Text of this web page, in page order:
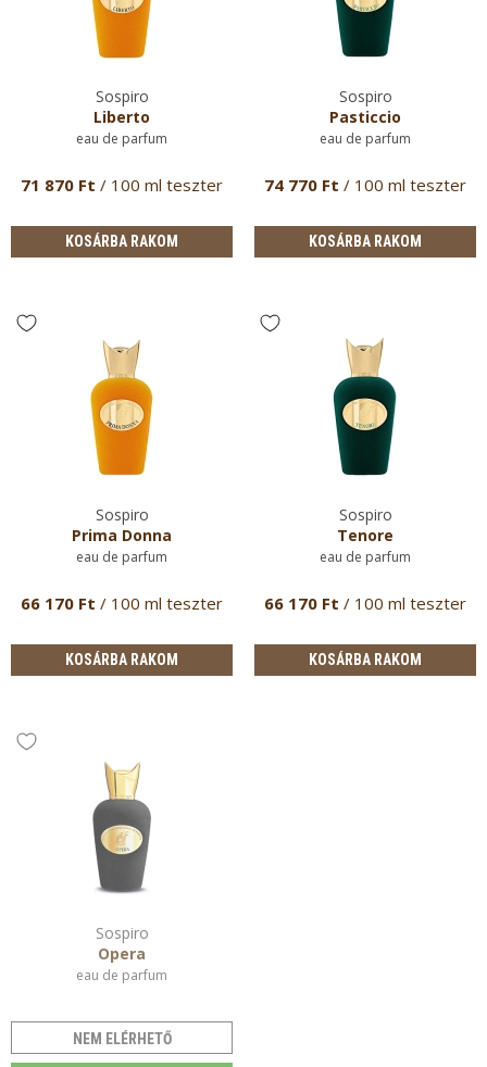
Sospiro
Liberto
eau de parfum
71 870 Ft / 100 ml teszter
KOSÁRBA RAKOM
Sospiro
Pasticcio
eau de parfum
74 770 Ft / 100 ml teszter
KOSÁRBA RAKOM
Sospiro
Prima Donna
eau de parfum
66 170 Ft / 100 ml teszter
KOSÁRBA RAKOM
Sospiro
Tenore
eau de parfum
66 170 Ft / 100 ml teszter
KOSÁRBA RAKOM
Sospiro
Opera
eau de parfum
NEM ELÉRHETŐ